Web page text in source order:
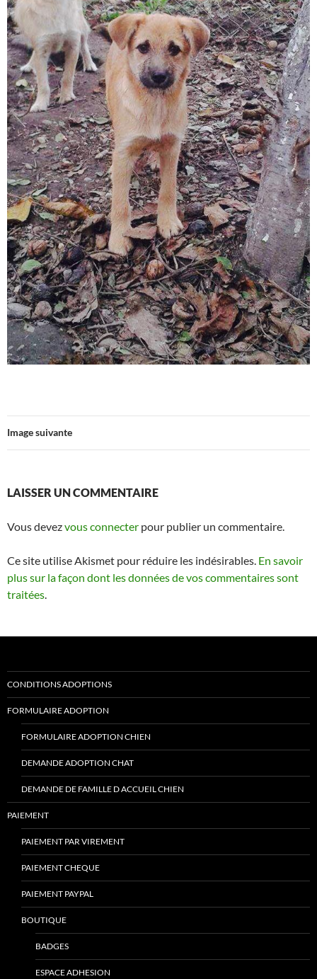
Image suivante
LAISSER UN COMMENTAIRE
Vous devezvous connecter pour publier un commentaire.
Ce site utilise Akismet pour réduire les indésirables. En savoir
plus sur la façon dont les données de vos commentaires sont
traitées.
CONDITIONS ADOPTIONS
FORMULAIRE ADOPTION
FORMULAIRE ADOPTION CHIEN
DEMANDE ADOPTION CHAT
DEMANDE DE FAMILLE D ACCUEIL CHIEN
PAIEMENT
PAIEMENT PAR VIREMENT
PAIEMENT CHEQUE
PAIEMENT PAYPAL
BOUTIQUE
BADGES
ESPACE ADHESION